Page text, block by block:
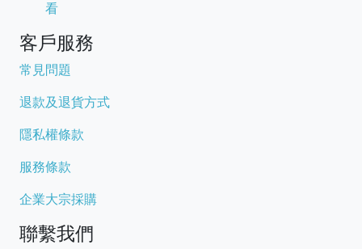
看
客戶服務
常見問題
退款及退貨方式
隱私權條款
服務條款
企業大宗採購
聯繫我們